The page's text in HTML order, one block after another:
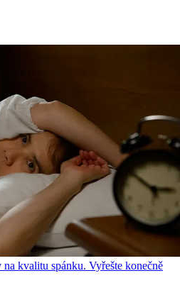
kvalitu spánku. Vyřešte konečně